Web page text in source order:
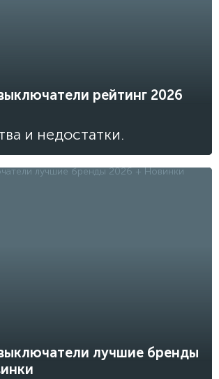
рейтинг 2026
и недостатки.
лучшие бренды